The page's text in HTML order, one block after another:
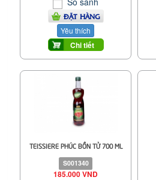
ĐẶT HÀNG
Yêu thích
Chi tiết
TEISSIERE PHÚC BỒN TỬ 700 ML
S001340
185.000 VND